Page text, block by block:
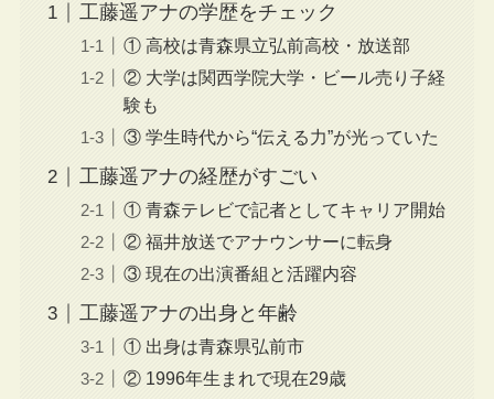
工藤遥アナの学歴をチェック
① 高校は青森県立弘前高校・放送部
② 大学は関西学院大学・ビール売り子経
験も
③ 学生時代から“伝える力”が光っていた
工藤遥アナの経歴がすごい
① 青森テレビで記者としてキャリア開始
② 福井放送でアナウンサーに転身
③ 現在の出演番組と活躍内容
工藤遥アナの出身と年齢
① 出身は青森県弘前市
② 1996年生まれで現在29歳